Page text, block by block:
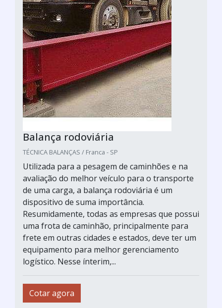
Balança rodoviária
TÉCNICA BALANÇAS / Franca - SP
Utilizada para a pesagem de caminhões e na
avaliação do melhor veículo para o transporte
de uma carga, a balança rodoviária é um
dispositivo de suma importância.
Resumidamente, todas as empresas que possui
uma frota de caminhão, principalmente para
frete em outras cidades e estados, deve ter um
equipamento para melhor gerenciamento
logístico. Nesse ínterim,...
Cotar agora